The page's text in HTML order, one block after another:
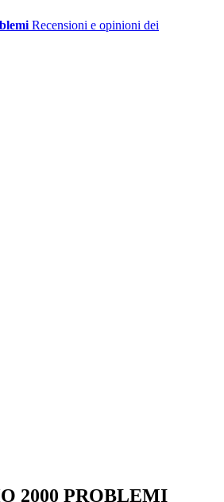
Recensioni e opinioni dei
2000 PROBLEMI